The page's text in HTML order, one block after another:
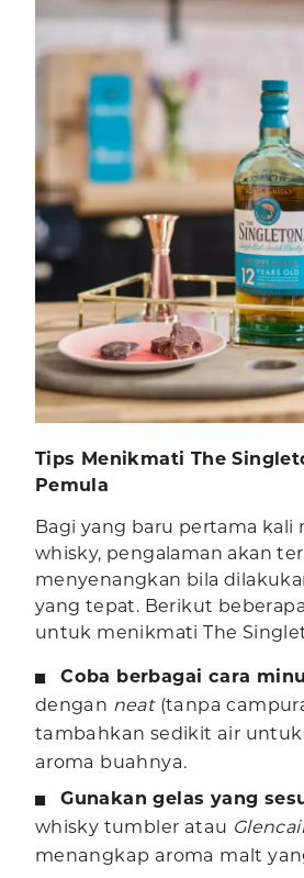
Tips Menikmati The
Pemula
Bagi yang baru pertama kali
whisky, pengalaman akan
menyenangkan bila
yang tepat. Berikut
untuk menikmati The
Coba berbagai cara
dengan neat (tanpa
tambahkan sedikit air
aroma buahnya.
Gunakan gelas yang
whisky tumbler atau
menangkap aroma malt